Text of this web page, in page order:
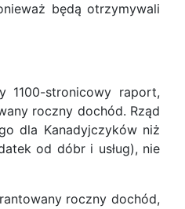
będą otrzymywali
1100-stronicowy raport,
roczny dochód. Rząd
dla Kanadyjczyków niż
od dóbr i usług), nie
roczny dochód,